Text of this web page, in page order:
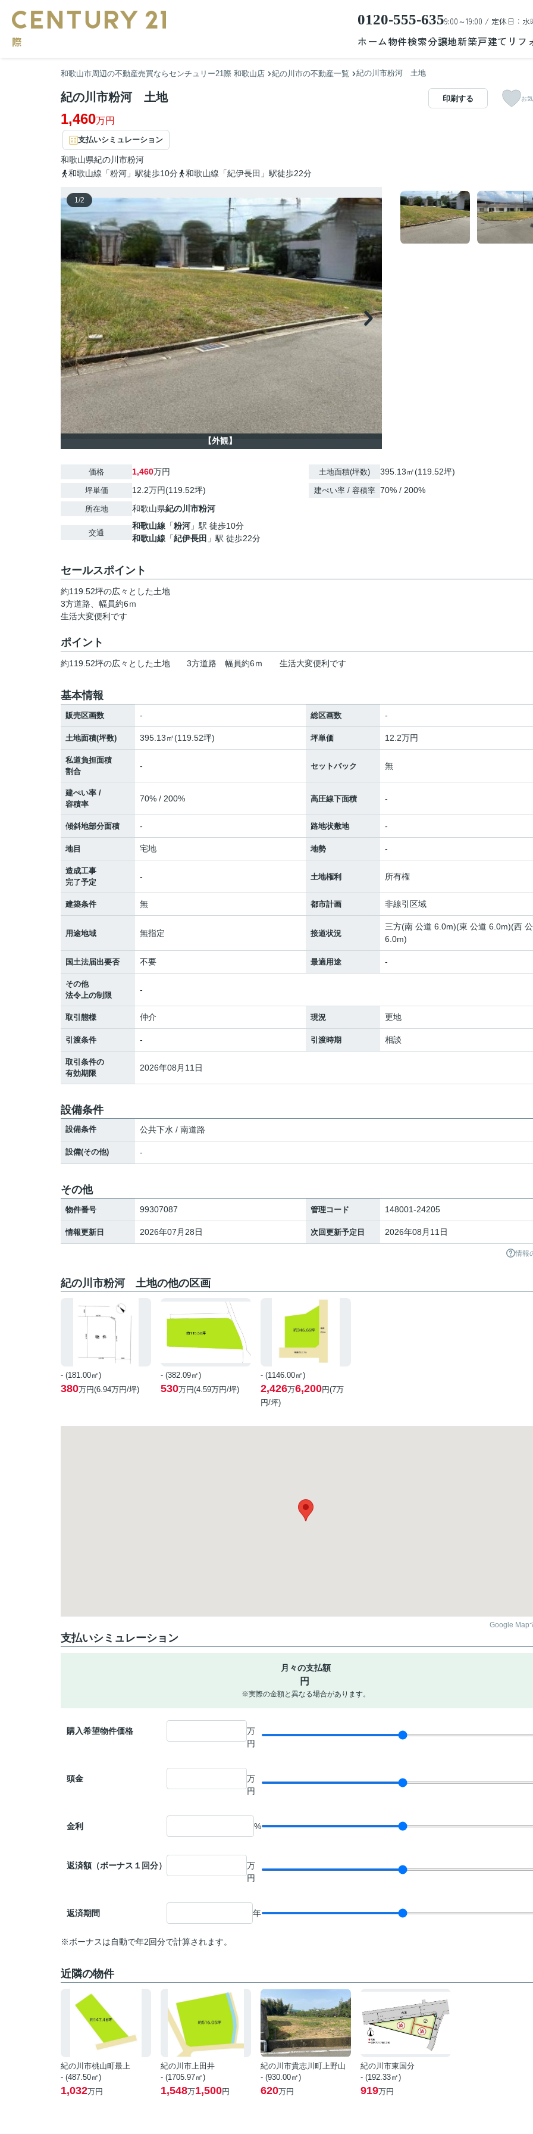
0120-555-6359:00～19:00 / 定休日：水
ホーム物件検索分譲地新築戸建て リフ
和歌山市周辺の不動産売買ならセンチュリー21際 和歌山店 紀の川市の不動産一覧 紀の川市粉河 土地
紀の川市粉河 土地
1,460万円
支払いシミュレーション
和歌山県紀の川市粉河
和歌山線「粉河」駅徒歩10分
和歌山線「紀伊長田」駅徒歩22分
印刷する お
1/2
【外観】
価格 1,460万円
坪単価 12.2万円(119.52坪)
所在地 和歌山県紀の川市粉河
交通
和歌山線 「粉河 」駅 徒歩10分
和歌山線 「紀伊長田 」駅 徒歩22分
土地面積(坪数) 395.13㎡(119.52坪)
建ぺい率 / 容積率 70% / 200%
セールスポイント
約119.52坪の広々とした土地
3方道路、幅員約6ｍ
生活大変便利です
ポイント
約119.52坪の広々とした土地 3方道路 幅員約6ｍ 生活大変便利です
基本情報
販売区画数 - 総区画数 -
土地面積(坪数) 395.13㎡(119.52坪) 坪単価 12.2万円
私道負担面積
割合
- セットバック 無
建ぺい率 /
容積率
70% / 200% 高圧線下面積 -
傾斜地部分面積 - 路地状敷地 -
地目 宅地 地勢 -
造成工事
完了予定
- 土地権利 所有権
建築条件 無 都市計画 非線引区域
用途地域 無指定 接道状況
三方(南 公道 6.0m)(東 公道 6.0m)(西
6.0m)
国土法届出要否 不要 最適用途 -
その他
法令上の制限
-
取引態様 仲介 現況 更地
引渡条件 - 引渡時期 相談
取引条件の
有効期限
2026年08月11日
設備条件
設備条件 公共下水 / 南道路
設備(その他) -
その他
物件番号 99307087 管理コード 148001-24205
情報更新日 2026年07月28日 次回更新予定日 2026年08月11日
情報
紀の川市粉河 土地の他の区画
- (181.00㎡)
380万円(6.94万円/坪)
- (382.09㎡)
530万円(4.59万円/坪)
- (1146.00㎡)
2,426万6,200円(7万
円/坪)
Google Map
支払いシミュレーション
月々の支払額
円
※実際の金額と異なる場合があります。
購入希望物件価格
万
円
頭金
万
円
金利 %
返済額（ボーナス１回分）
万
円
返済期間 年
※ボーナスは自動で年2回分で計算されます。
近隣の物件
紀の川市桃山町最上
- (487.50㎡)
1,032万円
紀の川市上田井
- (1705.97㎡)
1,548万1,500円
紀の川市貴志川町上野山
- (930.00㎡)
620万円
紀の川市東国分
- (192.33㎡)
919万円